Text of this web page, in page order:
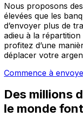
Nous proposons
élevées que les
d’envoyer plus de
adieu à la
profitez d’une
déplacer votre
Commence à
Des millions
le monde